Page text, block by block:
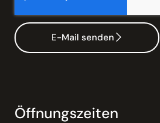
E-Mail senden
Öffnungszeiten